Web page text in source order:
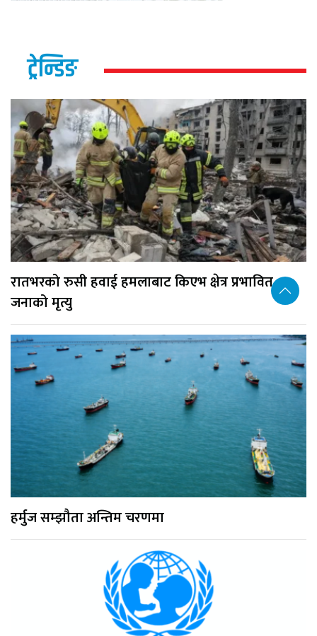
ट्रेन्डिङ
रातभरको रुसी हवाई हमलाबाट किएभ क्षेत्र प्रभावित, १७
जनाको मृत्यु
हर्मुज सम्झौता अन्तिम चरणमा